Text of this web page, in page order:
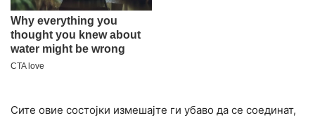
Сите овие состојки измешајте ги убаво да се соединат,